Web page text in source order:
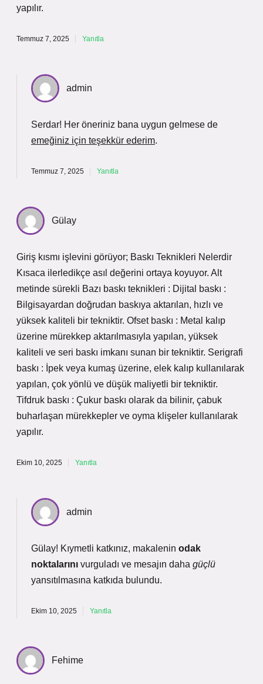
yapılır.
Temmuz 7, 2025 Yanıtla
admin
Serdar! Her öneriniz bana uygun gelmese de
emeğiniz için teşekkür ederim.
Temmuz 7, 2025 Yanıtla
Gülay
Giriş kısmı işlevini görüyor; Baskı Teknikleri Nelerdir
Kısaca ilerledikçe asıl değerini ortaya koyuyor. Alt
metinde sürekli Bazı baskı teknikleri : Dijital baskı :
Bilgisayardan doğrudan baskıya aktarılan, hızlı ve
yüksek kaliteli bir tekniktir. Ofset baskı : Metal kalıp
üzerine mürekkep aktarılmasıyla yapılan, yüksek
kaliteli ve seri baskı imkanı sunan bir tekniktir. Serigrafi
baskı : İpek veya kumaş üzerine, elek kalıp kullanılarak
yapılan, çok yönlü ve düşük maliyetli bir tekniktir.
Tifdruk baskı : Çukur baskı olarak da bilinir, çabuk
buharlaşan mürekkepler ve oyma klişeler kullanılarak
yapılır.
Ekim 10, 2025 Yanıtla
admin
Gülay! Kıymetli katkınız, makalenin odak
noktalarını vurguladı ve mesajın daha güçlü
yansıtılmasına katkıda bulundu.
Ekim 10, 2025 Yanıtla
Fehime